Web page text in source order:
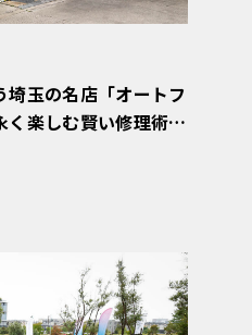
玉の名店「オートフ
楽しむ賢い修理術
を選ぶ理由〈PR〉